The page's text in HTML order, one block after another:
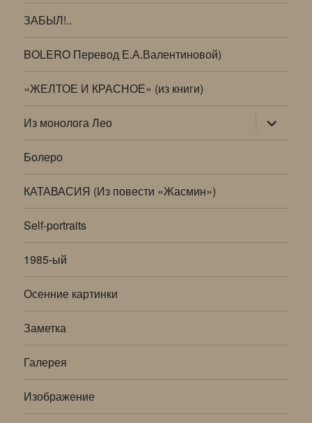
ЗАБЫЛ!..
BOLERO Перевод Е.А.Валентиновой)
«ЖЕЛТОЕ И КРАСНОЕ» (из книги)
Из монолога Лео раскрыть
дочернее
меню
Болеро
КАТАВАСИЯ (Из повести «Жасмин»)
Self-portraits
1985-ый
Осенние картинки
Заметка
Галерея
Изображение